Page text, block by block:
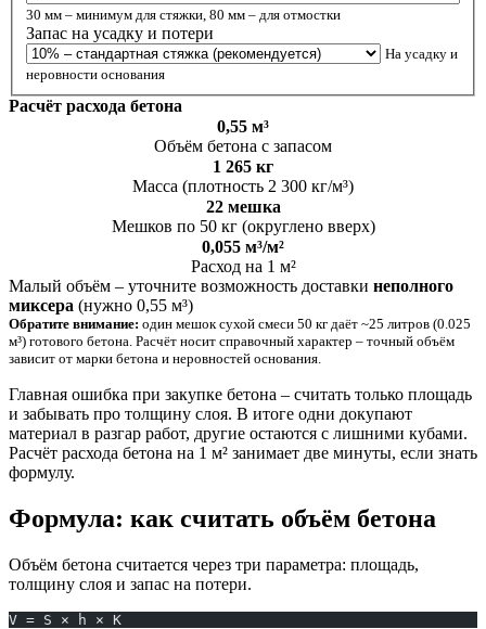
30 мм – минимум для стяжки, 80 мм – для отмостки
Запас на усадку и потери
На усадку и
неровности основания
Расчёт расхода бетона
0,55 м³
Объём бетона с запасом
1 265 кг
Масса (плотность 2 300 кг/м³)
22 мешка
Мешков по 50 кг (округлено вверх)
0,055 м³/м²
Расход на 1 м²
Малый объём – уточните возможность доставки неполного
миксера (нужно 0,55 м³)
Обратите внимание: один мешок сухой смеси 50 кг даёт ~25 литров (0.025
м³) готового бетона. Расчёт носит справочный характер – точный объём
зависит от марки бетона и неровностей основания.
Главная ошибка при закупке бетона – считать только площадь
и забывать про толщину слоя. В итоге одни докупают
материал в разгар работ, другие остаются с лишними кубами.
Расчёт расхода бетона на 1 м² занимает две минуты, если знать
формулу.
Формула: как считать объём бетона
Объём бетона считается через три параметра: площадь,
толщину слоя и запас на потери.
V = S × h × K